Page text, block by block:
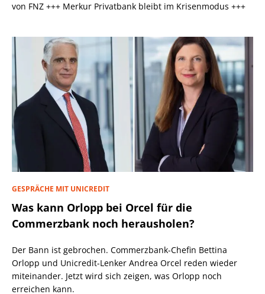
von FNZ +++ Merkur Privatbank bleibt im Krisenmodus +++
GESPRÄCHE MIT UNICREDIT
Was kann Orlopp bei Orcel für die
Commerzbank noch herausholen?
Der Bann ist gebrochen. Commerzbank-Chefin Bettina
Orlopp und Unicredit-Lenker Andrea Orcel reden wieder
miteinander. Jetzt wird sich zeigen, was Orlopp noch
erreichen kann.